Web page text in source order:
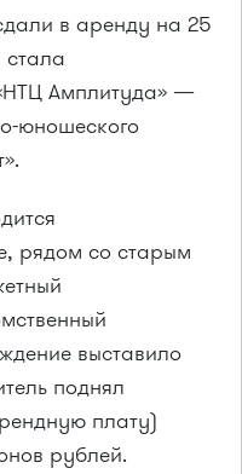
в аренду на 25
Амплитуда» —
юношеского
рядом со старым
выставило
поднял
плату)
рублей.